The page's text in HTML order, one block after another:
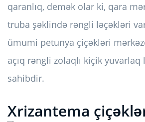
qaranlıq, demək olar ki, qara
truba şəklində rəngli ləçəkləri
ümumi petunya çiçəkləri
açıq rəngli zolaqlı kiçik yuvarlaq
sahibdir.
Xrizantema